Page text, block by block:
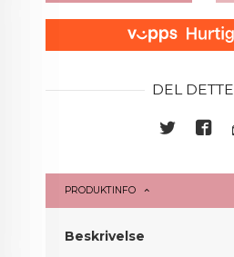
DEL DETTE
PRODUKTINFO
Beskrivelse